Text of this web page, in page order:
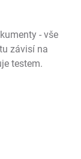
- vše
závisí na
testem.